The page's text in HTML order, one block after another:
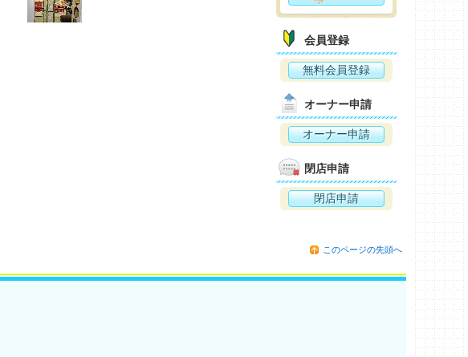
会員登録
無料会員登録
オーナー申請
オーナー申請
閉店申請
閉店申請
このページの先頭へ